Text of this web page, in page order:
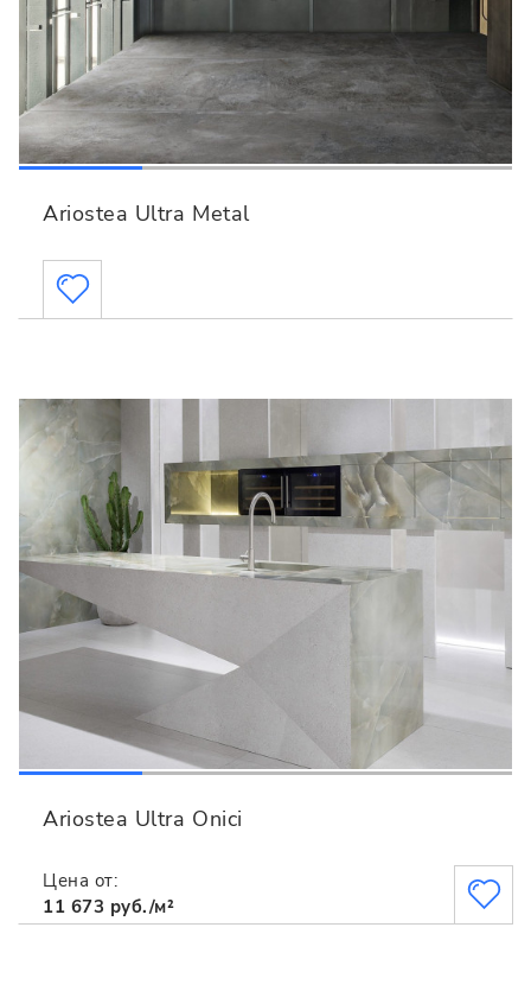
Ariostea Ultra Metal
Ariostea Ultra Onici
Цена от:
11 673 руб./м²